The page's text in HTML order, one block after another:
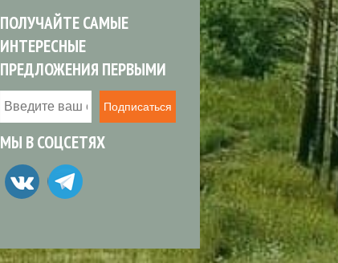
ПОЛУЧАЙТЕ САМЫЕ
ИНТЕРЕСНЫЕ
ПРЕДЛОЖЕНИЯ ПЕРВЫМИ
Подписаться
МЫ В СОЦСЕТЯХ